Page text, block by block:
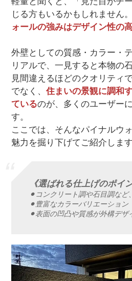
じる方もいるかもしれません
ォールの強みはデザイン性の
外壁としての質感・カラー・
リアルで、一見すると本物の
見間違えるほどのクオリティ
でなく、 住まいの景観に調和
ているのが、多くのユーザー
す。
ここでは、そんなパイナルウ
魅力を掘り下げてご紹介します
《選ばれる仕上げのポイ
⚫︎コンクリート調や石目調な
⚫︎豊富なカラーバリエーション
⚫︎表面の凹凸や質感が外構デ